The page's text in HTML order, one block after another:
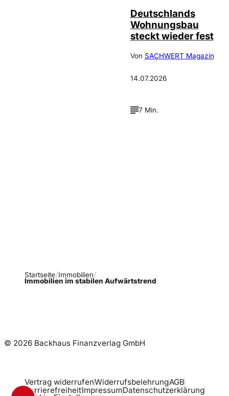
Deutschlands
Wohnungsbau
steckt wieder fest
Von SACHWERT Magazin
14.07.2026
7 Min.
Startseite Immobilien
Immobilien im stabilen Aufwärtstrend
© 2026 Backhaus Finanzverlag GmbH
Vertrag widerrufenWiderrufsbelehrungAGB
BarrierefreiheitImpressumDatenschutzerklärung